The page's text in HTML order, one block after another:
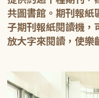
共圖書館。期刊報紙
子期刊報紙閱讀機，
放大字來閱讀，使樂